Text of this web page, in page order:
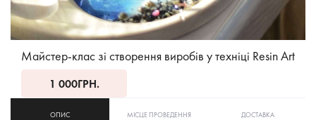
Майстер-клас зі створення виробів у техніці Resin Art
1 000ГРН.
ОПИС МІСЦЕ ПРОВЕДЕННЯ ДОСТАВКА